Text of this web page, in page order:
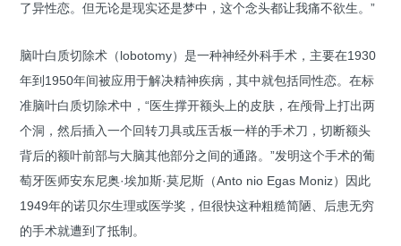
了异性恋。但无论是现实还是梦中，这个念头都让我痛不欲生。”
脑叶白质切除术（lobotomy）是一种神经外科手术，主要在1930
年到1950年间被应用于解决精神疾病，其中就包括同性恋。在标
准脑叶白质切除术中，“医生撑开额头上的皮肤，在颅骨上打出两
个洞，然后插入一个回转刀具或压舌板一样的手术刀，切断额头
背后的额叶前部与大脑其他部分之间的通路。”发明这个手术的葡
萄牙医师安东尼奥·埃加斯·莫尼斯（Anto nio Egas Moniz）因此
1949年的诺贝尔生理或医学奖，但很快这种粗糙简陋、后患无穷
的手术就遭到了抵制。